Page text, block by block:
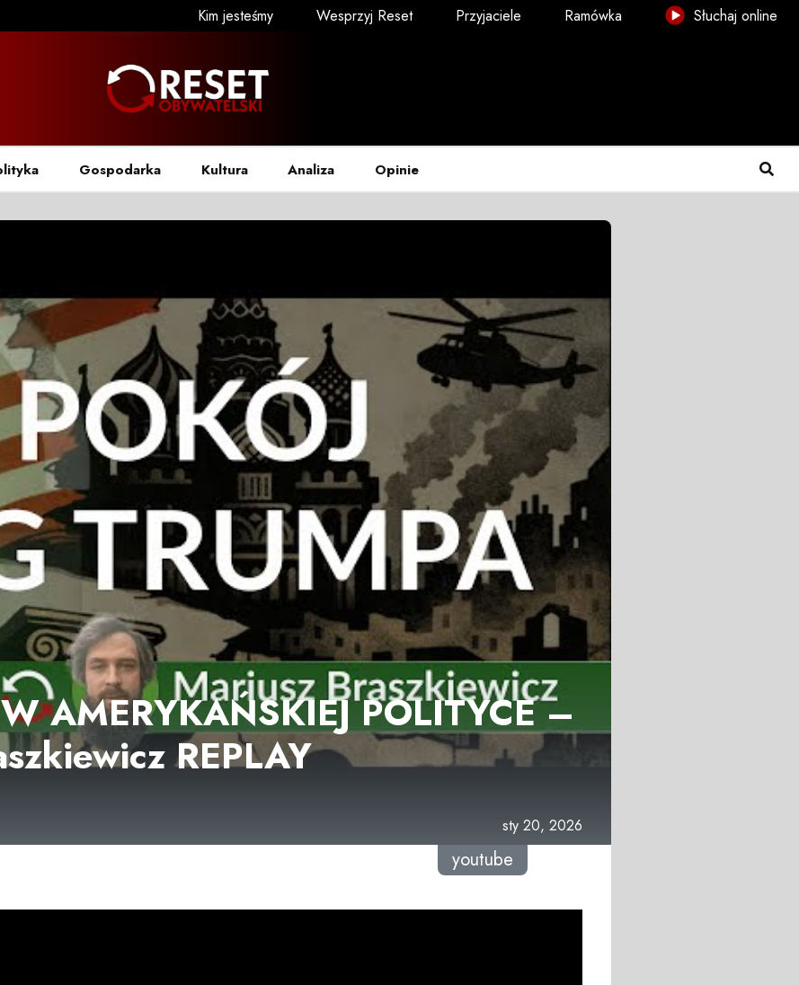
Kim jesteśmy Wesprzyj Reset Przyjaciele Ramówka Słuchaj online
Gospodarka Kultura Analiza Opinie
AMERYKAŃSKIEJ POLITYCE –
REPLAY
sty 20, 2026
youtube